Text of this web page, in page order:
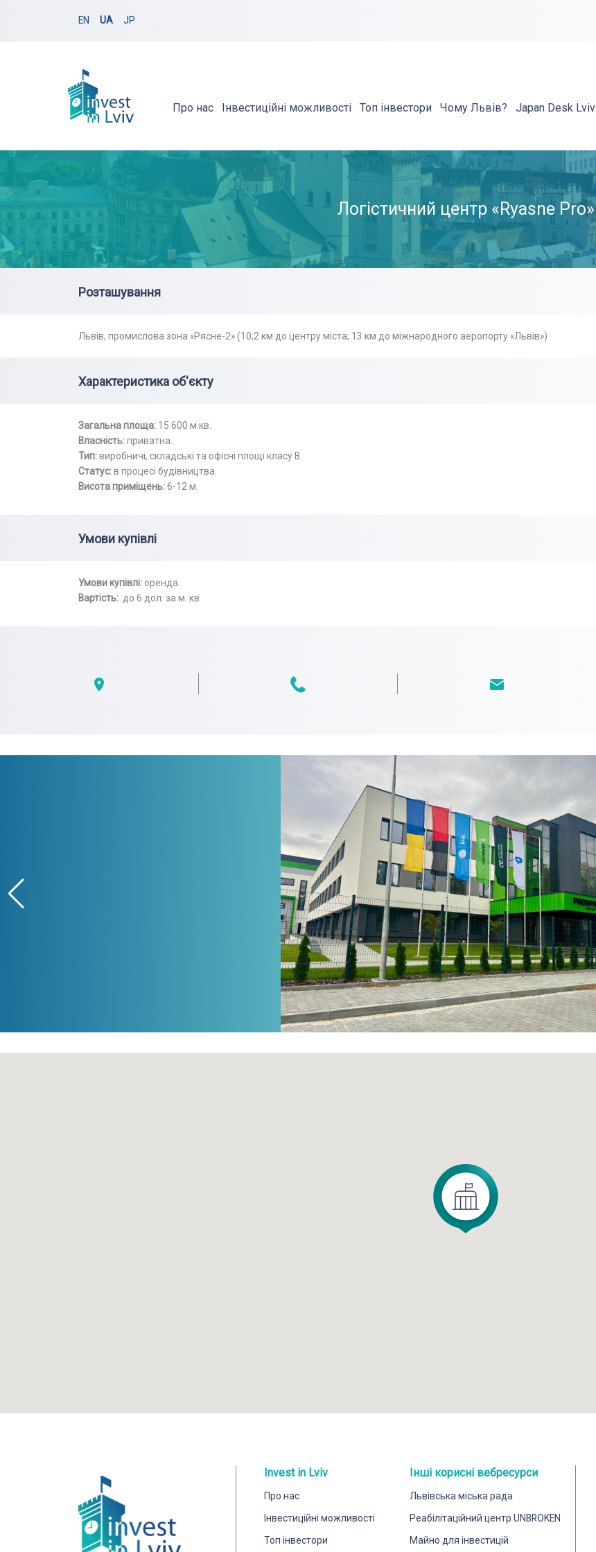
EN UA JP
Про нас Інвестиційні можливості Топ інвестори Чому Львів? Japan Desk Lviv
Логістичний центр «Ryasne Pro»
Розташування
Львів, промислова зона «Рясне-2» (10,2 км до центру міста; 13 км до міжнародного аеропорту «Львів»)
Характеристика об'єкту
Загальна площа: 15 600 м.кв.
Власність:приватна.
Тип:виробничі, складські та офісні площі класу В.
Статус:в процесі будівництва.
Висота приміщень:6-12 м.
Умови купівлі
Умови купівлі: оренда.
Вартість: до 6 дол. за м. кв
Invest in Lviv
Про нас
Інвестиційні можливості
Топ інвестори
Інші корисні вебресурси
Львівська міська рада
Реабілітаційний центр UNBROKEN
Майно для інвестицій